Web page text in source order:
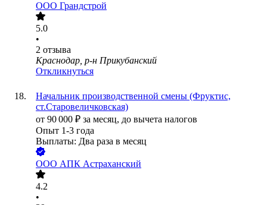
ООО Грандстрой
5.0
•
2 отзыва
Краснодар, р-н Прикубанский
Откликнуться
Начальник производственной смены (Фруктис,
ст.Старовеличковская)
от 90 000 ₽ за месяц, до вычета налогов
Опыт 1-3 года
Выплаты: Два раза в месяц
ООО АПК Астраханский
4.2
•